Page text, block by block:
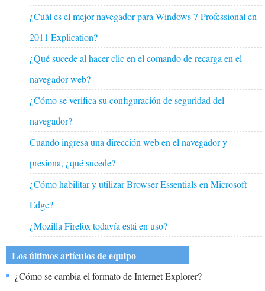
¿Cuál es el mejor navegador para Windows 7 Professional en
2011 Explication?
¿Qué sucede al hacer clic en el comando de recarga en el
navegador web?
¿Cómo se verifica su configuración de seguridad del
navegador?
Cuando ingresa una dirección web en el navegador y
presiona, ¿qué sucede?
¿Cómo habilitar y utilizar Browser Essentials en Microsoft
Edge?
¿Mozilla Firefox todavía está en uso?
Los últimos artículos de equipo
¿Cómo se cambia el formato de Internet Explorer?